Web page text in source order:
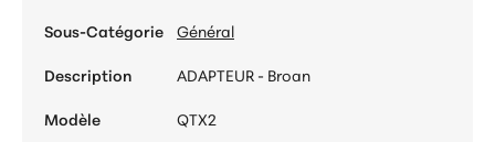
Sous-Catégorie Général
Description
ADAPTEUR - Broan
Modèle
QTX2